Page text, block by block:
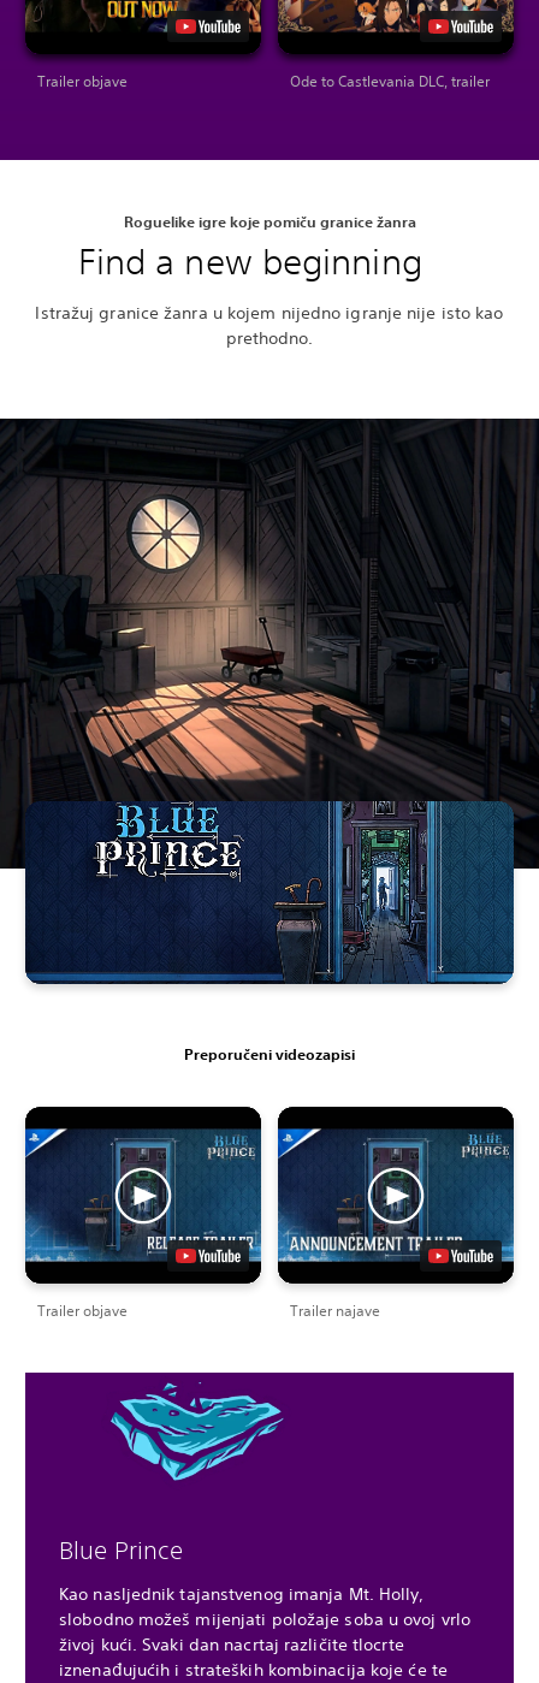
Trailer objave Ode to Castlevania DLC, trailer
Roguelike igre koje pomiču granice žanra
Find a new beginning
Istražuj granice žanra u kojem nijedno igranje nije isto kao
prethodno.
Preporučeni videozapisi
Trailer objave Trailer najave
Blue Prince
Kao nasljednik tajanstvenog imanja Mt. Holly,
slobodno možeš mijenjati položaje soba u ovoj vrlo
živoj kući. Svaki dan nacrtaj različite tlocrte
iznenađujućih i strateških kombinacija koje će te